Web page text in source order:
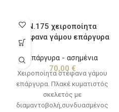
Ν.175 χειροποίητα
στέφανα γάμου επάργυρα
Επάργυρα - ασημένια
70,00 €
Χειροποίητα στέφανα γάμου
επάργυρα. Πλακέ κυματιστός
σκελετός με
διαμαντοβολή,συνδυασμένος